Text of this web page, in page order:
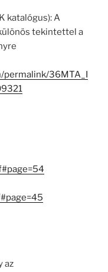
katalógus): A
tekintettel a
permalink/36MTA_I
az